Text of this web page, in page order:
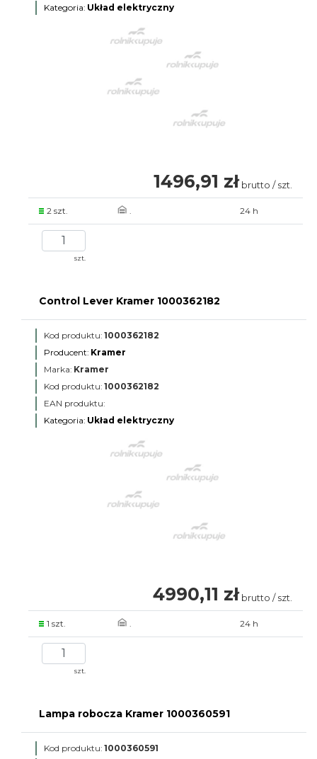
Kategoria: Układ elektryczny
1496,91 zł brutto / szt.
2 szt. . 24 h
szt.
Control Lever Kramer 1000362182
Kod produktu: 1000362182
Producent: Kramer
Marka: Kramer
Kod produktu: 1000362182
EAN produktu:
Kategoria: Układ elektryczny
4990,11 zł brutto / szt.
1 szt. . 24 h
szt.
Lampa robocza Kramer 1000360591
Kod produktu: 1000360591